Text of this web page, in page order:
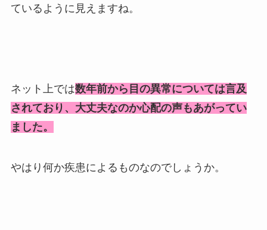
ているように見えますね。
ネット上では数年前から目の異常については言及
されており、大丈夫なのか心配の声もあがってい
ました。
やはり何か疾患によるものなのでしょうか。